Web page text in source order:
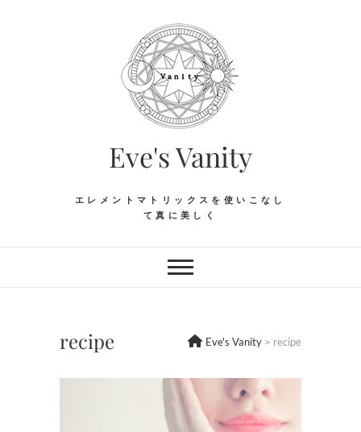
Eve's Vanity
エレメントマトリックスを使いこなし
て真に美しく
recipe Eve's Vanity > recipe